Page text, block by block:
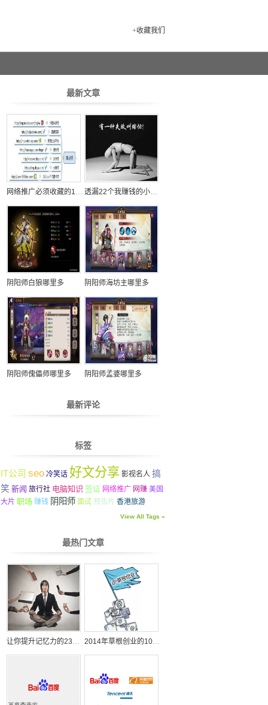
+收藏我们
最新文章
网络推广必须收藏的100个自媒体平台 透漏22个我赚钱的小秘密
阴阳师白狼哪里多 阴阳师海坊主哪里多
阴阳师傀儡师哪里多 阴阳师孟婆哪里多
最新评论
标签
IT公司 seo 冷笑话 好文分享 影视名人 搞
笑 新闻 旅行社 电脑知识 签证 网络推广 网赚 美国
大片 职场 赚钱 阴阳师 面试 预告片 香港旅游
View All Tags »
最热门文章
让你提升记忆力的23个日常小习惯 2014年草根创业的10个机会